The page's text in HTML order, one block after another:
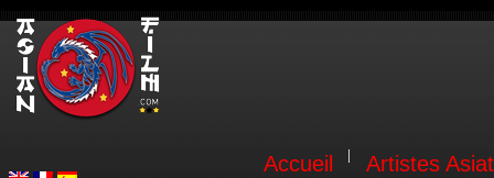
Accueil Artistes